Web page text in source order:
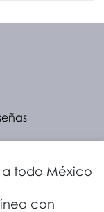
a todo México
con